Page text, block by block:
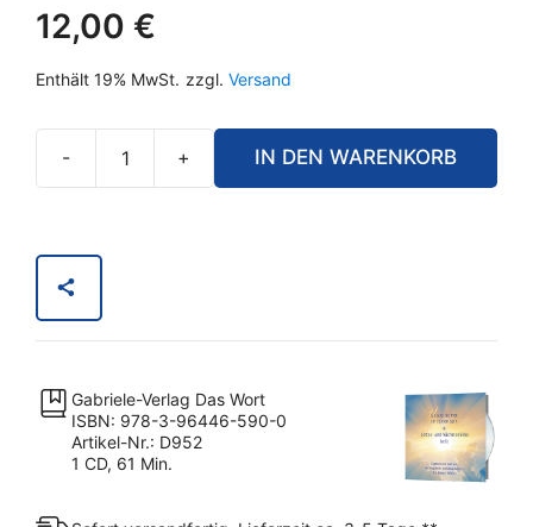
12,00 €
Enthält 19% MwSt. zzgl. Versand
-
Unsere
Gottes-
Nächstenliebe
+ IN DEN WARENKORB
Gabriele-Verlag Das Wort
ISBN: 978-3-96446-590-0
Artikel-Nr.: D952
1 CD, 61 Min.